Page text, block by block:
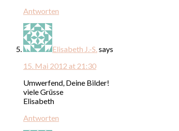
Antworten
Elisabeth J.-S. says
15. Mai 2012 at 21:30
Umwerfend, Deine Bilder!
viele Grüsse
Elisabeth
Antworten